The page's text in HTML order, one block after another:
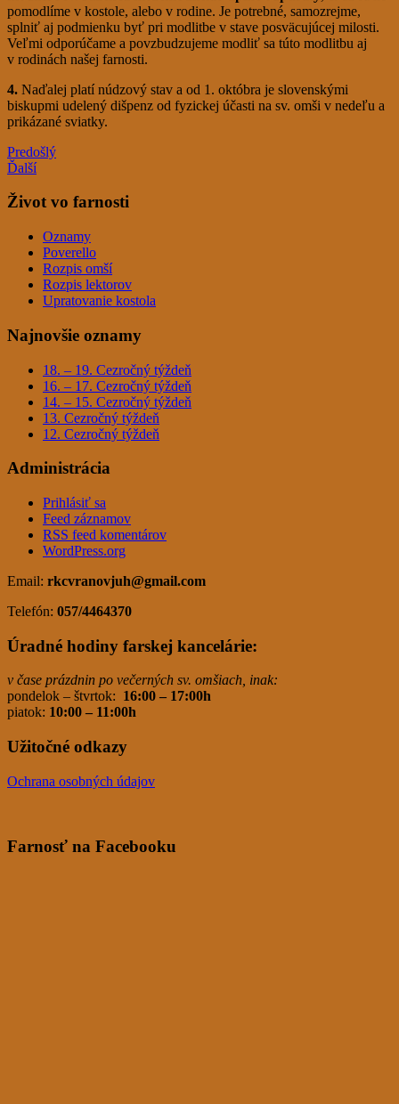
pomodlíme v kostole, alebo v rodine. Je potrebné, samozrejme,
splniť aj podmienku byť pri modlitbe v stave posväcujúcej milosti.
Veľmi odporúčame a povzbudzujeme modliť sa túto modlitbu aj
v rodinách našej farnosti.
4. Naďalej platí núdzový stav a od 1. októbra je slovenskými
biskupmi udelený dišpenz od fyzickej účasti na sv. omši v nedeľu a
prikázané sviatky.
Predošlý
Ďalší
Život vo farnosti
Oznamy
Poverello
Rozpis omší
Rozpis lektorov
Upratovanie kostola
Najnovšie oznamy
18. – 19. Cezročný týždeň
16. – 17. Cezročný týždeň
14. – 15. Cezročný týždeň
13. Cezročný týždeň
12. Cezročný týždeň
Administrácia
Prihlásiť sa
Feed záznamov
RSS feed komentárov
WordPress.org
Email: rkcvranovjuh@gmail.com
Telefón: 057/4464370
Úradné hodiny farskej kancelárie:
v čase prázdnin po večerných sv. omšiach, inak:
pondelok – štvrtok: 16:00 – 17:00h
piatok: 10:00 – 11:00h
Užitočné odkazy
Ochrana osobných údajov
Farnosť na Facebooku